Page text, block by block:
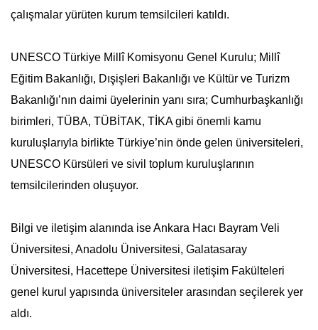
çalışmalar yürüten kurum temsilcileri katıldı.
UNESCO Türkiye Millî Komisyonu Genel Kurulu; Millî
Eğitim Bakanlığı, Dışişleri Bakanlığı ve Kültür ve Turizm
Bakanlığı’nın daimi üyelerinin yanı sıra; Cumhurbaşkanlığı
birimleri, TÜBA, TÜBİTAK, TİKA gibi önemli kamu
kuruluşlarıyla birlikte Türkiye’nin önde gelen üniversiteleri,
UNESCO Kürsüleri ve sivil toplum kuruluşlarının
temsilcilerinden oluşuyor.
Bilgi ve iletişim alanında ise Ankara Hacı Bayram Veli
Üniversitesi, Anadolu Üniversitesi, Galatasaray
Üniversitesi, Hacettepe Üniversitesi iletişim Fakülteleri
genel kurul yapısında üniversiteler arasından seçilerek yer
aldı.